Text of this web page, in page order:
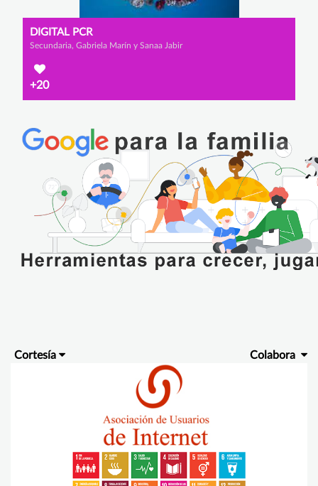
DIGITAL PCR
Secundaria, Gabriela Marín y Sanaa Jabir
+20
Cortesía Colabora